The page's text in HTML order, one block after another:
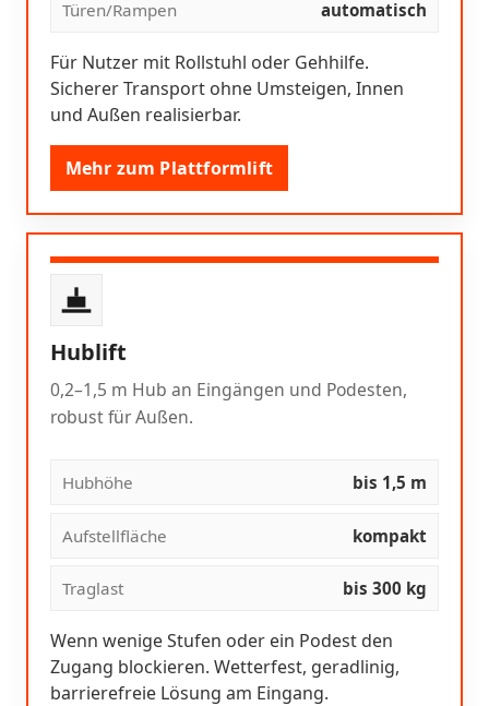
Türen/Rampen automatisch
Für Nutzer mit Rollstuhl oder Gehhilfe.
Sicherer Transport ohne Umsteigen, Innen
und Außen realisierbar.
Mehr zum Plattformlift
Hublift
0,2–1,5 m Hub an Eingängen und Podesten,
robust für Außen.
Hubhöhe bis 1,5 m
Aufstellfläche kompakt
Traglast bis 300 kg
Wenn wenige Stufen oder ein Podest den
Zugang blockieren. Wetterfest, geradlinig,
barrierefreie Lösung am Eingang.